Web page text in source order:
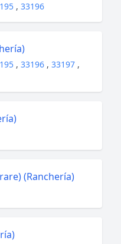
, 33196
, 33196 , 33197 ,
(Ranchería)